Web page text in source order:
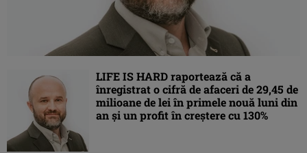
LIFE IS HARD raportează că a
înregistrat o cifră de afaceri de 29,45 de
milioane de lei în primele nouă luni din
an și un profit în creștere cu 130%